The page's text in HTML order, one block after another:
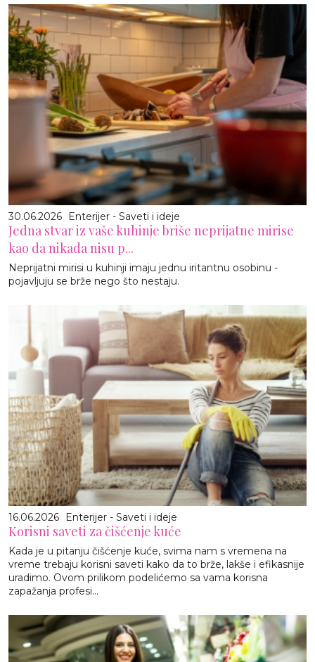
30.06.2026 Enterijer - Saveti i ideje
Jedna stvar iz vaše kuhinje briše neprijatne mirise
kao da nikada nisu p...
Neprijatni mirisi u kuhinji imaju jednu iritantnu osobinu -
pojavljuju se brže nego što nestaju.
16.06.2026 Enterijer - Saveti i ideje
Korisni saveti za čišćenje kuće
Kada je u pitanju čišćenje kuće, svima nam s vremena na
vreme trebaju korisni saveti kako da to brže, lakše i efikasnije
uradimo. Ovom prilikom podelićemo sa vama korisna
zapažanja profesi...